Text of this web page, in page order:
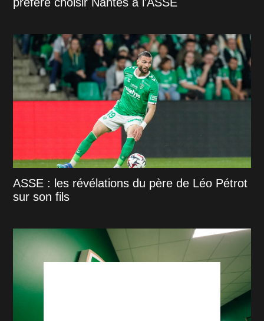
ASSE : les révélations du père de Léo Pétrot
sur son fils